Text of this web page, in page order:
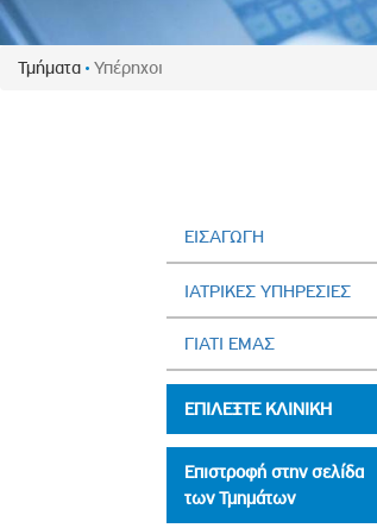
Τμήματα Υπέρηχοι
ΕΙΣΑΓΩΓΗ
ΙΑΤΡΙΚΕΣ ΥΠΗΡΕΣΙΕΣ
ΓΙΑΤΙ ΕΜΑΣ
ΕΠΙΛΕΞΤΕ ΚΛΙΝΙΚΗ
Επιστροφή στην σελίδα
των Τμημάτων